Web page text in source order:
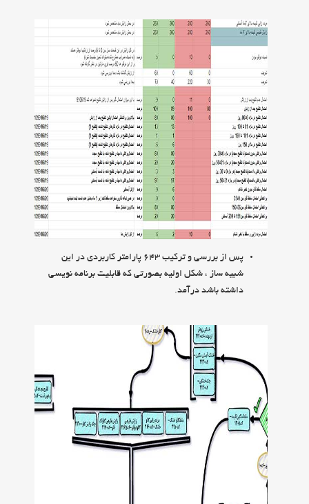
پس از بررسي و تركيب 643 پارامتر كاربردي در اين
شبيه ساز ، شكل اوليه بصورتي كه قابليت برنامه نويسي
داشته باشد درآمد.